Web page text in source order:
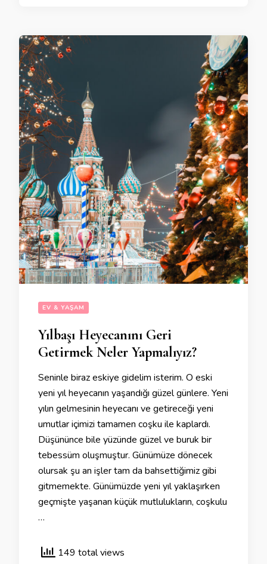
EV & YAŞAM
Yılbaşı Heyecanını Geri
Getirmek Neler Yapmalıyız?
Seninle biraz eskiye gidelim isterim. O eski
yeni yıl heyecanın yaşandığı güzel günlere. Yeni
yılın gelmesinin heyecanı ve getireceği yeni
umutlar içimizi tamamen coşku ile kaplardı.
Düşününce bile yüzünde güzel ve buruk bir
tebessüm oluşmuştur. Günümüze dönecek
olursak şu an işler tam da bahsettiğimiz gibi
gitmemekte. Günümüzde yeni yıl yaklaşırken
geçmişte yaşanan küçük mutlulukların, coşkulu
…
149 total views